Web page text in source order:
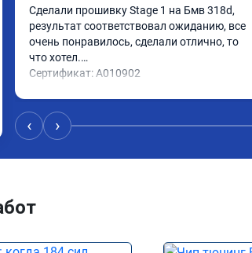
Сделали прошивку Stage 1 на Бмв 318d,
результат соответствовал ожиданию, все
очень понравилось, сделали отлично, то
что хотел.
Сертификат: A010902
‹ ›